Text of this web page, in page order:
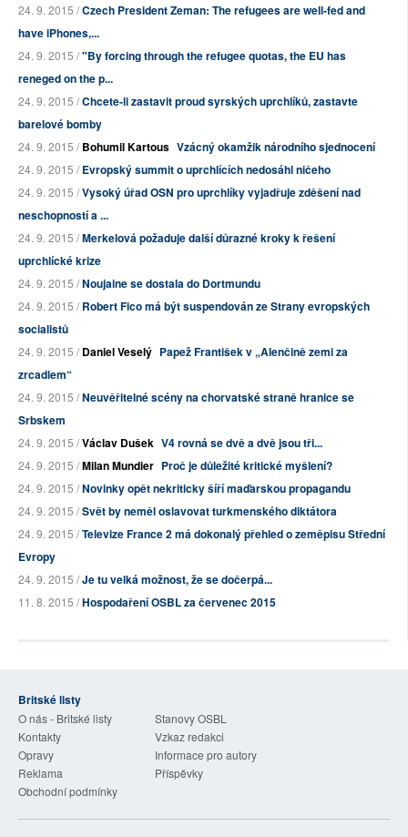
24. 9. 2015 /Czech President Zeman: The refugees are well-fed and
have iPhones,...
24. 9. 2015 /"By forcing through the refugee quotas, the EU has
reneged on the p...
24. 9. 2015 /Chcete-li zastavit proud syrských uprchlíků, zastavte
barelové bomby
24. 9. 2015 /Bohumil Kartous Vzácný okamžik národního sjednocení
24. 9. 2015 /Evropský summit o uprchlících nedosáhl ničeho
24. 9. 2015 /Vysoký úřad OSN pro uprchlíky vyjadřuje zděšení nad
neschopností a ...
24. 9. 2015 /Merkelová požaduje další důrazné kroky k řešení
uprchlícké krize
24. 9. 2015 /Noujaine se dostala do Dortmundu
24. 9. 2015 /Robert Fico má být suspendován ze Strany evropských
socialistů
24. 9. 2015 /Daniel Veselý Papež František v „Alenčině zemi za
zrcadlem“
24. 9. 2015 /Neuvěřitelné scény na chorvatské straně hranice se
Srbskem
24. 9. 2015 /Václav Dušek V4 rovná se dvě a dvě jsou tři...
24. 9. 2015 /Milan Mundier Proč je důležité kritické myšlení?
24. 9. 2015 /Novinky opět nekriticky šíří maďarskou propagandu
24. 9. 2015 /Svět by neměl oslavovat turkmenského diktátora
24. 9. 2015 /Televize France 2 má dokonalý přehled o zeměpisu Střední
Evropy
24. 9. 2015 /Je tu velká možnost, že se dočerpá...
11. 8. 2015 /Hospodaření OSBL za červenec 2015
Britské listy
O nás - Britské listy
Stanovy OSBL
Kontakty
Vzkaz redakci
Opravy
Informace pro autory
Reklama
Příspěvky
Obchodní podmínky